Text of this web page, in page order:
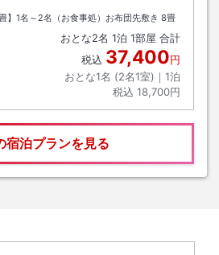
1名～2名（お食事処）お布団先敷き 8畳
おとな2名 1泊 1部屋 合計
税込 37,400円
おとな1名 (2名1室)｜ 1泊
税込 18,700円
宿泊プランを見る